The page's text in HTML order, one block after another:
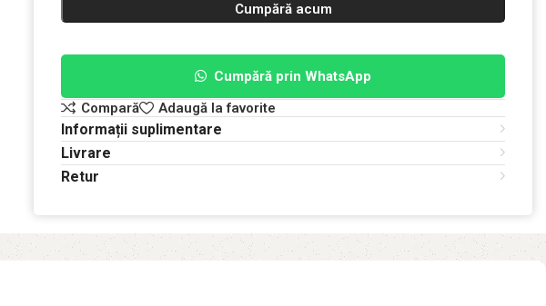
Cumpără acum
Cumpără prin WhatsApp
Compară
Adaugă la favorite
Informații suplimentare
Livrare
Retur